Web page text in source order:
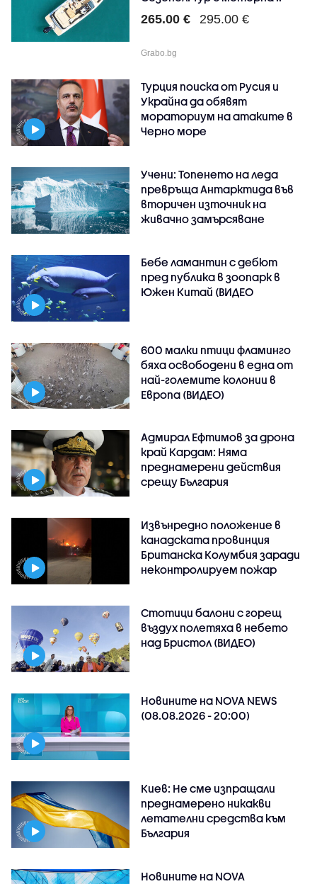
265.00 € 295.00 €
Grabo.bg
Турция поиска от Русия и
Украйна да обявят
мораториум на атаките в
Черно море
Учени: Топенето на леда
превръща Антарктида във
вторичен източник на
живачно замърсяване
Бебе ламантин с дебют
пред публика в зоопарк в
Южен Китай (ВИДЕО
600 малки птици фламинго
бяха освободени в една от
най-големите колонии в
Европа (ВИДЕО)
Адмирал Ефтимов за дрона
край Кардам: Няма
преднамерени действия
срещу България
Извънредно положение в
канадската провинция
Британска Колумбия заради
неконтролируем пожар
Стотици балони с горещ
въздух полетяха в небето
над Бристол (ВИДЕО)
Новините на NOVA NEWS
(08.08.2026 - 20:00)
Киев: Не сме изпращали
преднамерено никакви
летателни средства към
България
Новините на NOVA